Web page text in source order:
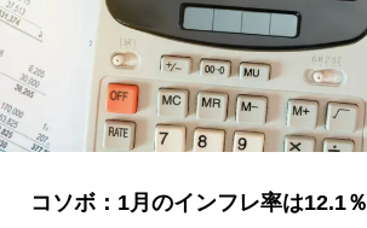
コソボ：1月のインフレ率は12.1％